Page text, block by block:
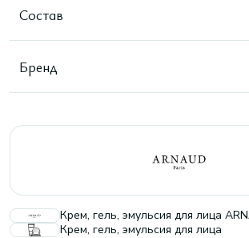
Состав
Бренд
Крем, гель, эмульсия для лица
Крем, гель, эмульсия для лица